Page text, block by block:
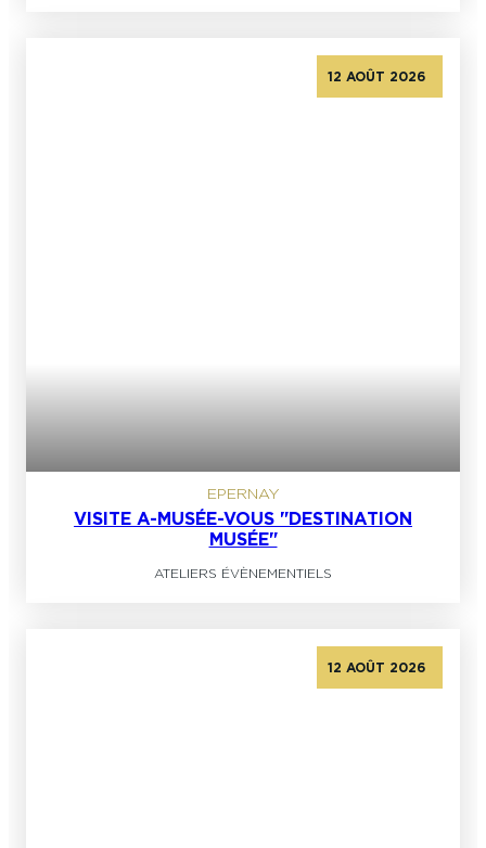
12 AOÛT 2026
EPERNAY
VISITE A-MUSÉE-VOUS "DESTINATION
MUSÉE"
ATELIERS ÉVÈNEMENTIELS
12 AOÛT 2026